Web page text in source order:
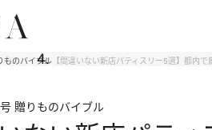
ものバイブル 【間違いない新店パティスリー5選】都内
贈りものバイブル